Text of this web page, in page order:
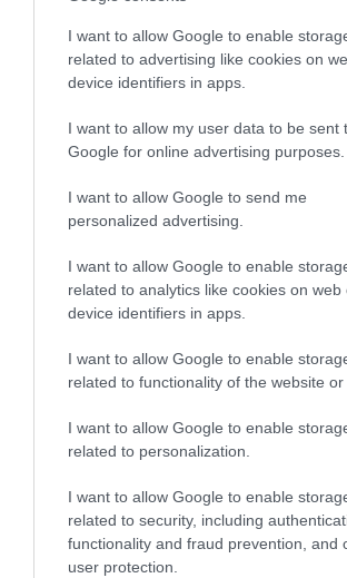
I want to allow Google to enable
related to advertising like cookies on
device identifiers in apps.
I want to allow my user data to be sent
Google for online advertising purposes.
I want to allow Google to send me
personalized advertising.
I want to allow Google to enable
related to analytics like cookies on web
device identifiers in apps.
I want to allow Google to enable
related to functionality of the website or
I want to allow Google to enable
related to personalization.
I want to allow Google to enable
related to security, including
functionality and fraud prevention, and
user protection.
Érdekes programokkal és koncertekkel várják
finom ételek kedvelőit. Az Egri Bor
kitüntetik az év Egri szőlő-, bortermelőjét és
valamint...
ISMÉT BIZONYÍTOTT AZ EGRI BOR ÜNNEPE
2023. július 13 |Eger ügye
Idén is rengetegen voltak kíváncsiak a
egri borász- és szőlésztársadalom és egész
legutóbbi hosszú hétvége. „A korábbi
Egri Bika...
ZENEI, KULTURÁLIS ÉLMÉNYEK ÉS
2024. július 04
Eger ügye
Az Egri Bor Ünnepe idén július 11-13. között
két évben is bizonyítottuk: Az Egri Bor Ünnepe
CSÜTÖRTÖKÖN INDUL AZ EGRI BOR ÜNNEPE
ÉS NYÁRI ÉLMÉNYEK AZ ÉRSEKKERTBEN
2025. július 08| Csarnó Ákos |Programok